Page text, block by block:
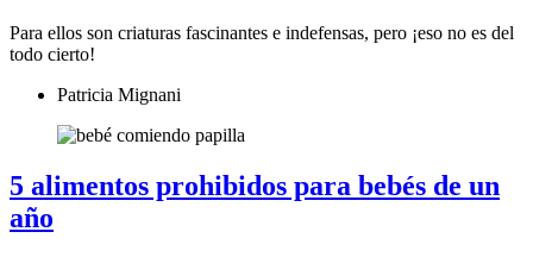
Para ellos son criaturas fascinantes e indefensas, pero ¡eso no es del
todo cierto!
Patricia Mignani
5 alimentos prohibidos para bebés de un
año